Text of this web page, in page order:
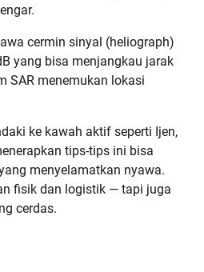
cermin sinyal (heliograph)
yang bisa menjangkau jarak
SAR menemukan lokasi
ke kawah aktif seperti Ijen,
tips-tips ini bisa
menyelamatkan nyawa.
fisik dan logistik — tapi juga
cerdas.